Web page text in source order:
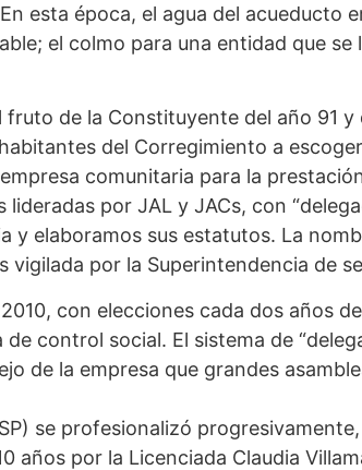
esta época, el agua del acueducto
el colmo para una entidad que se
fruto de la Constituyente del año 91
del Corregimiento a
comunitaria para la
por JAL y JACs, con
y elaboramos sus estatutos. La
vigilada por la Superintendencia de
con elecciones cada dos años
control social. El sistema de
de la empresa que grandes
se profesionalizó
años por la Licenciada Claudia